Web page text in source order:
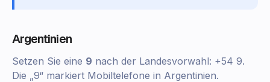
Argentinien
Setzen Sie eine 9 nach der Landesvorwahl: +54 9.
Die „9“ markiert Mobiltelefone in Argentinien.